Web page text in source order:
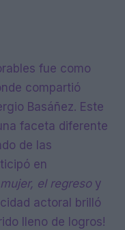
fue como
compartió
Basáñez. Este
faceta diferente
de las
en
el regresoy
actoral brilló
lleno de logros!